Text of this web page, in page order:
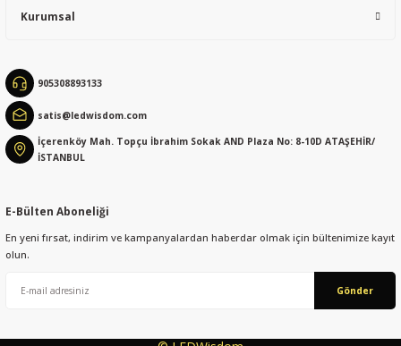
Kurumsal
905308893133
satis@ledwisdom.com
İçerenköy Mah. Topçu İbrahim Sokak AND Plaza No: 8-10D ATAŞEHİR/
İSTANBUL
E-Bülten Aboneliği
En yeni fırsat, indirim ve kampanyalardan haberdar olmak için bültenimize kayıt
olun.
Gönder